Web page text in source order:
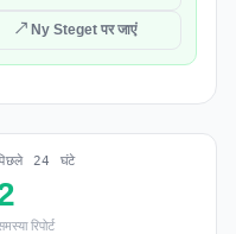
↗ Ny Steget पर जाएं
24 घंटे
रिपोर्ट